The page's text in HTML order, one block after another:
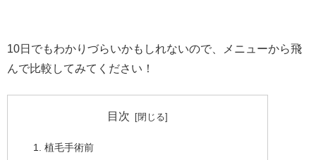
10日でもわかりづらいかもしれないので、メニューから飛
んで比較してみてください！
目次
植毛手術前